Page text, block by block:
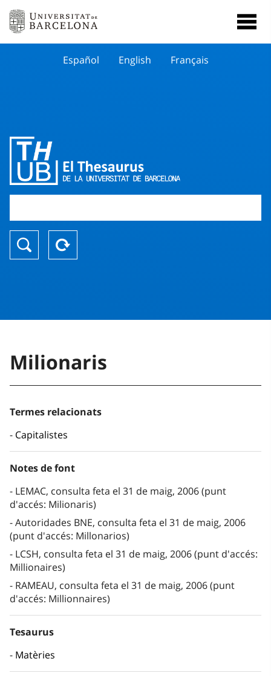
Español English Français
Milionaris
Termes relacionats
Capitalistes
Notes de font
LEMAC, consulta feta el 31 de maig, 2006 (punt
d'accés: Milionaris)
Autoridades BNE, consulta feta el 31 de maig, 2006
(punt d'accés: Millonarios)
LCSH, consulta feta el 31 de maig, 2006 (punt d'accés:
Millionaires)
RAMEAU, consulta feta el 31 de maig, 2006 (punt
d'accés: Millionnaires)
Tesaurus
Matèries